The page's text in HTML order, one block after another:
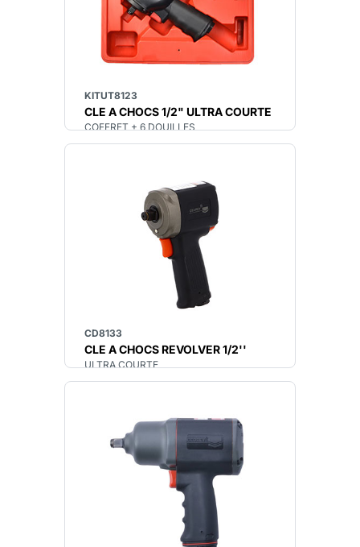
KITUT8123
CLE A CHOCS 1/2" ULTRA COURTE
COFFRET + 6 DOUILLES
CD8133
CLE A CHOCS REVOLVER 1/2''
ULTRA COURTE